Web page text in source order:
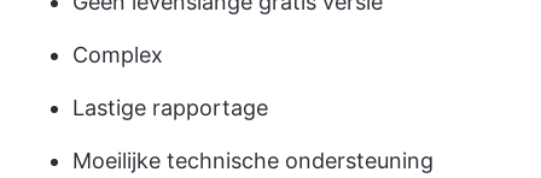
Complex
Lastige rapportage
Moeilijke technische ondersteuning